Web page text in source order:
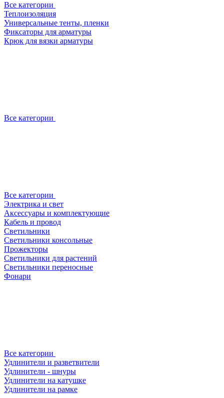
Все категории
Теплоизоляция
Универсальные тенты, пленки
Фиксаторы для арматуры
Крюк для вязки арматуры
Все категории
Все категории
Электрика и свет
Аксессуары и комплектующие
Кабель и провод
Светильники
Светильники консольные
Прожекторы
Светильники для растений
Светильники переносные
Фонари
Все категории
Удлинители и разветвители
Удлинители - шнуры
Удлинители на катушке
Удлинители на рамке